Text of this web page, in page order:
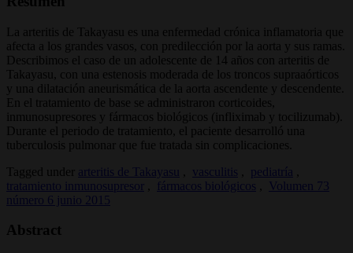
La arteritis de Takayasu es una enfermedad crónica inflamatoria que
afecta a los grandes vasos, con predilección por la aorta y sus ramas.
Describimos el caso de un adolescente de 14 años con arteritis de
Takayasu, con una estenosis moderada de los troncos supraaórticos
y una dilatación aneurismática de la aorta ascendente y descendente.
En el tratamiento de base se administraron corticoides,
inmunosupresores y fármacos biológicos (infliximab y tocilizumab).
Durante el periodo de tratamiento, el paciente desarrolló una
tuberculosis pulmonar que fue tratada sin complicaciones.
Tagged under
arteritis de Takayasu vasculitis pediatría
tratamiento inmunosupresor
fármacos biológicos
Volumen 73
número 6 junio 2015
Abstract